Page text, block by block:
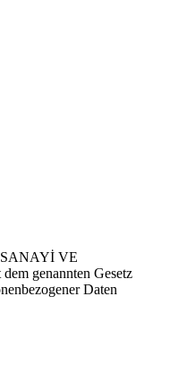
SANAYİ VE
genannten Gesetz
Daten